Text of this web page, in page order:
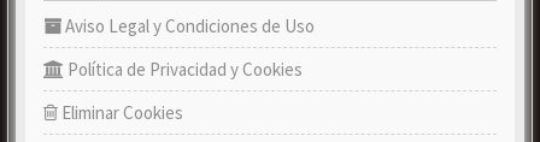
Aviso Legal y Condiciones de Uso
Política de Privacidad y Cookies
Eliminar Cookies